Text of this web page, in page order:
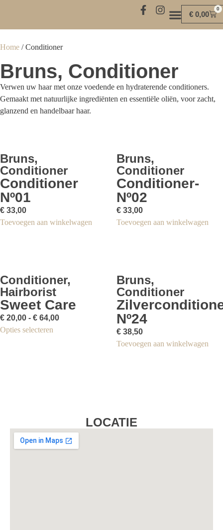
€ 0,00
0
Home / Conditioner
Bruns, Conditioner
Verwen uw haar met onze voedende en hydraterende conditioners.
Gemaakt met natuurlijke ingrediënten en essentiële oliën, voor zacht,
glanzend en handelbaar haar.
Bruns,
Conditioner
Conditioner
Nº01
€ 33,00
Toevoegen aan winkelwagen
Bruns,
Conditioner
Conditioner-
Nº02
€ 33,00
Toevoegen aan winkelwagen
Conditioner,
Hairborist
Sweet Care
€ 20,00 - € 64,00
Opties selecteren
Bruns,
Conditioner
Nº24
€ 38,50
Toevoegen aan winkelwagen
LOCATIE